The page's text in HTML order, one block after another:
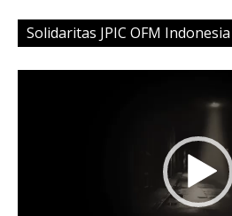
Solidaritas JPIC OFM Indonesia